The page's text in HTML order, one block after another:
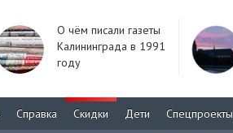
О чём писали газеты
Калининграда в 1991
году
Справка Скидки Дети Спецпроекты